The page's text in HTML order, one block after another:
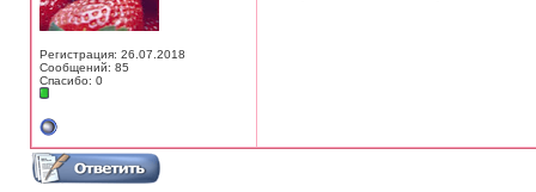
Регистрация: 26.07.2018
Сообщений: 85
Спасибо: 0